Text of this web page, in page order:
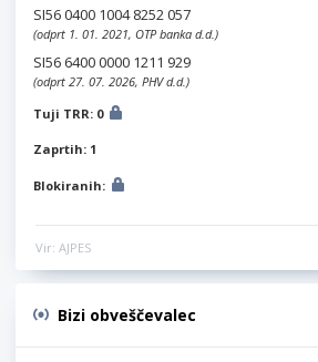
SI56 0400 1004 8252 057
(odprt 1. 01. 2021, OTP banka d.d.)
SI56 6400 0000 1211 929
(odprt 27. 07. 2026, PHV d.d.)
Tuji TRR: 0
Zaprtih: 1
Blokiranih:
Vir: AJPES
Bizi obveščevalec